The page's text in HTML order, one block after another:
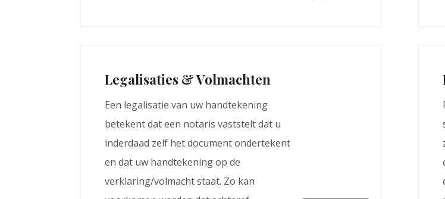
Legalisaties & Volmachten
Een legalisatie van uw handtekening
betekent dat een notaris vaststelt dat u
inderdaad zelf het document ondertekent
en dat uw handtekening op de
verklaring/volmacht staat. Zo kan